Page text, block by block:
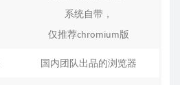
系统自带，
仅推荐chromium版
国内团队出品的浏览器